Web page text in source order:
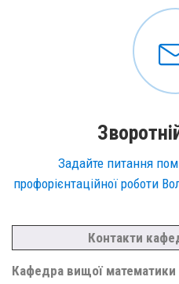
Задайте питання
профорієнтаційної роботи
Контакти
Кафедра вищої математики